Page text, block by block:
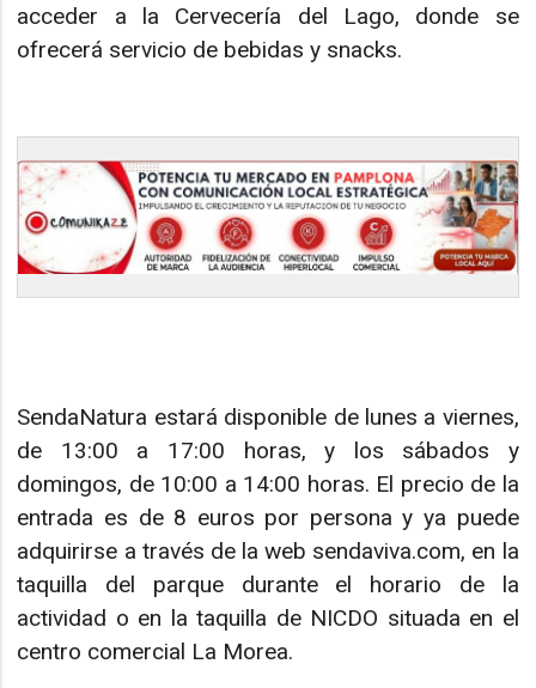
acceder a la Cervecería del Lago, donde se
ofrecerá servicio de bebidas y snacks.
SendaNatura estará disponible de lunes a viernes,
de 13:00 a 17:00 horas, y los sábados y
domingos, de 10:00 a 14:00 horas. El precio de la
entrada es de 8 euros por persona y ya puede
adquirirse a través de la web sendaviva.com, en la
taquilla del parque durante el horario de la
actividad o en la taquilla de NICDO situada en el
centro comercial La Morea.